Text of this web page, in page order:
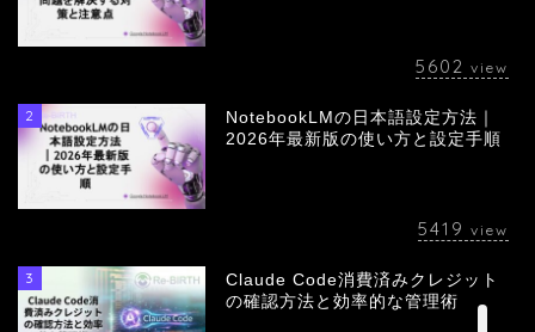
5602 view
2
NotebookLMの日本語設定方法｜
2026年最新版の使い方と設定手順
5419 view
3
Claude Code消費済みクレジット
の確認方法と効率的な管理術
会社概要
採用情報